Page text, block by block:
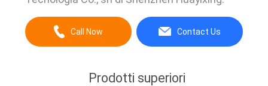
Call Now Contact Us
Prodotti superiori